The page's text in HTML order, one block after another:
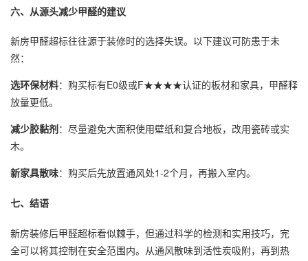
六、从源头减少甲醛的建议
新房甲醛超标往往源于装修时的选择失误。以下建议可防患于未
然：
选环保材料：购买标有E0级或F★★★★认证的板材和家具，甲醛释
放量更低。
减少胶黏剂：尽量避免大面积使用壁纸和复合地板，改用瓷砖或实
木。
新家具散味：购买后先放置通风处1-2个月，再搬入室内。
七、结语
新房装修后甲醛超标看似棘手，但通过科学的检测和实用技巧，完
全可以将其控制在安全范围内。从通风散味到活性炭吸附，再到热